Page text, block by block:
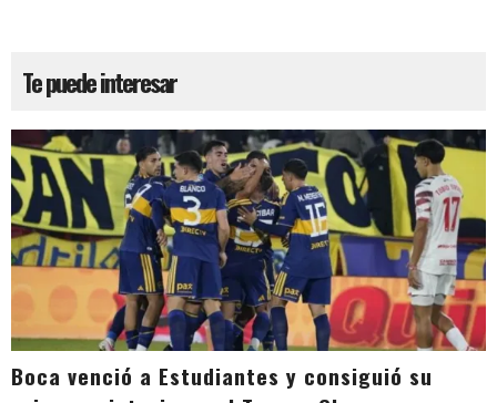
Te puede interesar
Boca venció a Estudiantes y consiguió su